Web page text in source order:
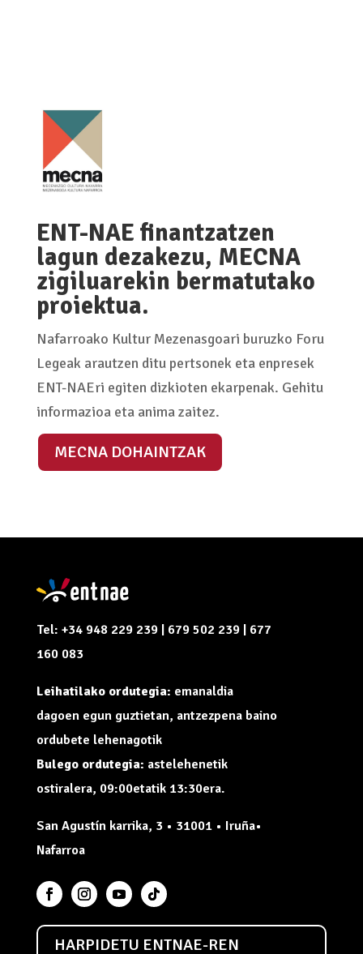
ENT-NAE finantzatzen
lagun dezakezu, MECNA
zigiluarekin bermatutako
proiektua.
Nafarroako Kultur Mezenasgoari buruzko Foru
Legeak arautzen ditu pertsonek eta enpresek
ENT-NAEri egiten dizkioten ekarpenak. Gehitu
informazioa eta anima zaitez.
MECNA DOHAINTZAK
Tel: +34 948 229 239 | 679 502 239 | 677
160 083
Leihatilako ordutegia: emanaldia
dagoen egun guztietan, antzezpena baino
ordubete lehenagotik
Bulego ordutegia: astelehenetik
ostiralera, 09:00etatik 13:30era.
San Agustín karrika, 3 • 31001 • Iruña•
Nafarroa
HARPIDETU ENTNAE-REN